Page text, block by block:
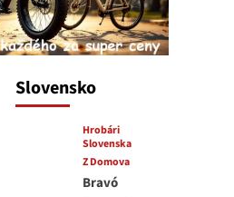
Slovensko
Hrobári
Slovenska
Z Domova
Bravó